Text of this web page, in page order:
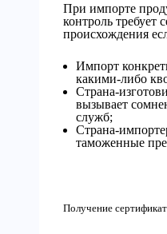
При импорте
контроль требует
происхождения
Импорт
какими-либо
Страна-
вызывает
служб;
Страна-
таможенные
Получение